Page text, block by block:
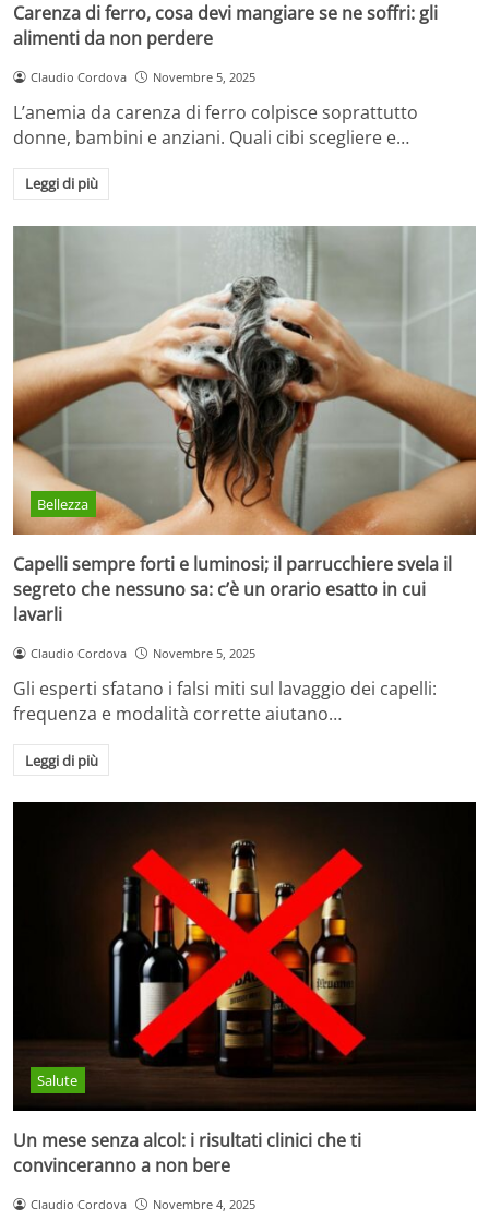
Carenza di ferro, cosa devi mangiare se ne soffri: gli
alimenti da non perdere
Claudio Cordova Novembre 5, 2025
L’anemia da carenza di ferro colpisce soprattutto
donne, bambini e anziani. Quali cibi scegliere e…
Leggi di più
Bellezza
Capelli sempre forti e luminosi; il parrucchiere svela il
segreto che nessuno sa: c’è un orario esatto in cui
lavarli
Claudio Cordova Novembre 5, 2025
Gli esperti sfatano i falsi miti sul lavaggio dei capelli:
frequenza e modalità corrette aiutano…
Leggi di più
Salute
Un mese senza alcol: i risultati clinici che ti
convinceranno a non bere
Claudio Cordova Novembre 4, 2025